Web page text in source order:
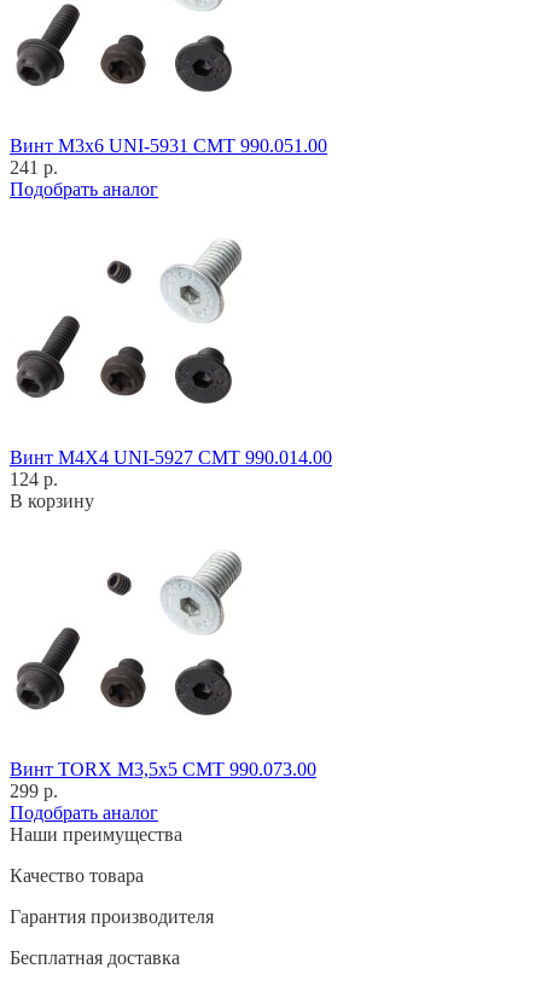
Винт M3x6 UNI-5931 CMT 990.051.00
241 р.
Подобрать аналог
Винт M4X4 UNI-5927 CMT 990.014.00
124 р.
В корзину
Винт TORX M3,5x5 CMT 990.073.00
299 р.
Подобрать аналог
Наши преимущества
Качество товара
Гарантия производителя
Бесплатная доставка